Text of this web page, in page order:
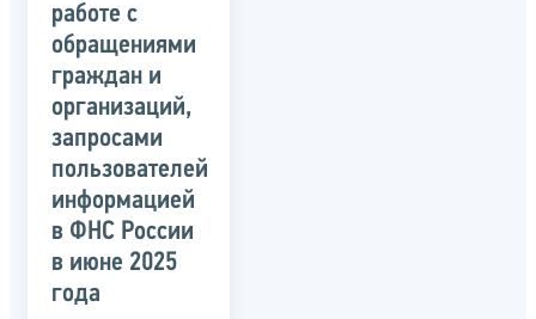
работе с
обращениями
граждан и
организаций,
запросами
пользователей
информацией
в ФНС России
в июне 2025
года